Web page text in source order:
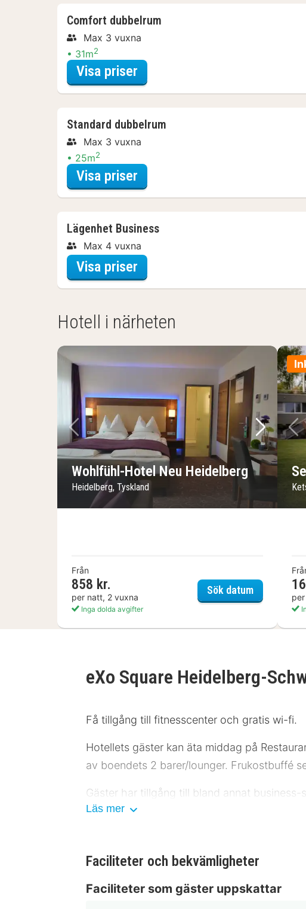
Comfort dubbelrum
Max 3 vuxna
31m2
Visa priser
Standard dubbelrum
Max 3 vuxna
25m2
Visa priser
Lägenhet Business
Max 4 vuxna
Visa priser
Hotell i närheten
Föregående bild
Nästa
Wohlfühl-Hotel Neu Heidelberg
Heidelberg, Tyskland
Från
858 kr.
per natt, 2 vuxna
Inga dolda avgifter
Sök datumWohlfühl-
eXo Square Heidelberg-
Få tillgång till fitnesscenter och gratis wi-fi.
Hotellets gäster kan äta middag på
av boendets 2 barer/lounger. Frukostbuffé
Gäster har tillgång till bland annat
erbjuds på plats.
erbjuder underhållning. Privat badrum med
Läs mer
Faciliteter och bekvämligheter
Faciliteter som gäster uppskattar